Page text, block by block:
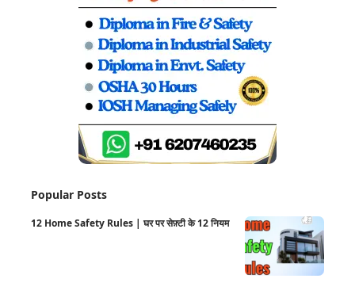
Popular Posts
12 Home Safety Rules | घर पर सेफ़्टी के 12 नियम